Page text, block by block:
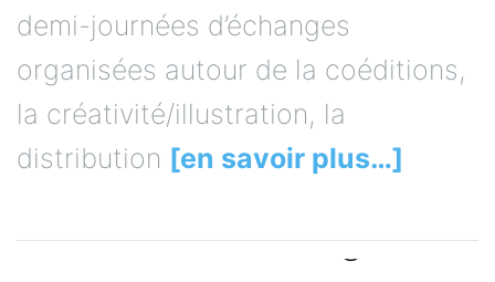
demi-journées d’échanges
organisées autour de la coéditions,
la créativité/illustration, la
distribution [en savoir plus…]